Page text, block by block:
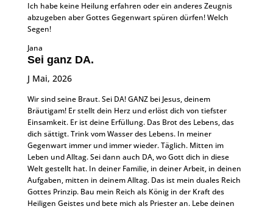
Ich habe keine Heilung erfahren oder ein anderes Zeugnis
abzugeben aber Gottes Gegenwart spüren dürfen! Welch
Segen!
Jana
Sei ganz DA.
J Mai, 2026
Wir sind seine Braut. Sei DA! GANZ bei Jesus, deinem
Bräutigam! Er stellt dein Herz und erlöst dich von tiefster
Einsamkeit. Er ist deine Erfüllung. Das Brot des Lebens, das
dich sättigt. Trink vom Wasser des Lebens. In meiner
Gegenwart immer und immer wieder. Täglich. Mitten im
Leben und Alltag. Sei dann auch DA, wo Gott dich in diese
Welt gestellt hat. In deiner Familie, in deiner Arbeit, in deinen
Aufgaben, mitten in deinem Alltag. Das ist mein duales Reich
Gottes Prinzip. Bau mein Reich als König in der Kraft des
Heiligen Geistes und bete mich als Priester an. Lebe deinen